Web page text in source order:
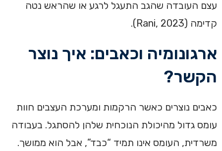
עצם העובדה שהגב התעגל לרגע או שהראש נטה
קדימה (Rani, 2023).
ארגונומיה וכאבים: איך נוצר
הקשר?
כאבים נוצרים כאשר הרקמות ומערכת העצבים חוות
עומס גדול מהיכולת הנוכחית שלהן להסתגל. בעבודה
משרדית, העומס אינו תמיד “כבד”, אבל הוא ממושך.